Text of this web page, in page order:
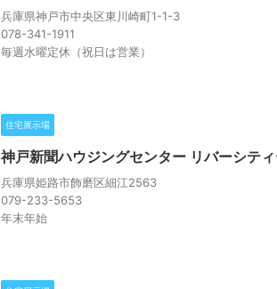
兵庫県神戸市中央区東川崎町1-1-3
078-341-1911
毎週水曜定休（祝日は営業）
住宅展示場
神戸新聞ハウジングセンター リバーシティ
兵庫県姫路市飾磨区細江2563
079-233-5653
年末年始